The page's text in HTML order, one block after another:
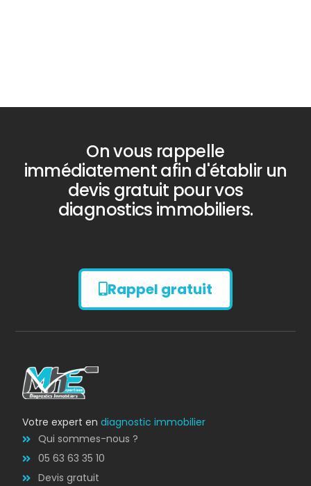
Diagnostic
AMIANTE
On vous rappelle
immédiatement afin d'établir un
devis gratuit pour vos
diagnostics immobiliers.
Rappel gratuit
Votre expert endiagnostic immobilier
Qui sommes-nous ?
05 63 63 35 10
Devis gratuit